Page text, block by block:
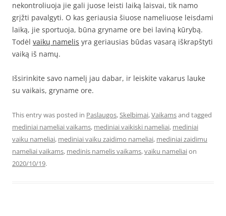
nekontroliuoja jie gali juose leisti laiką laisvai, tik namo
grįžti pavalgyti. O kas geriausia šiuose nameliuose leisdami
laiką, jie sportuoja, būna gryname ore bei laviną kūrybą.
Todėl vaikų namelis yra geriausias būdas vasarą iškrapštyti
vaiką iš namų.
Išsirinkite savo namelį jau dabar, ir leiskite vakarus lauke
su vaikais, gryname ore.
This entry was posted in Paslaugos,Skelbimai,Vaikamsand tagged
mediniai nameliai vaikams, mediniai vaikiski nameliai, mediniai
vaiku nameliai, mediniai vaiku zaidimo nameliai, mediniai zaidimu
nameliai vaikams, medinis namelis vaikams,vaiku nameliaion
2020/10/19.